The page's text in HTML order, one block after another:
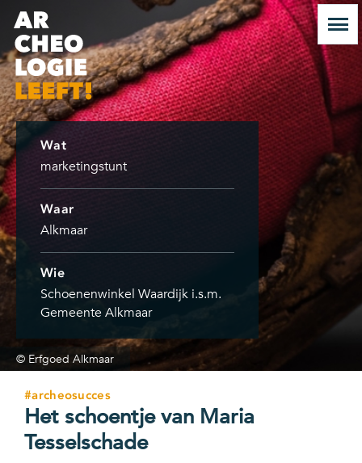
Wat
marketingstunt
Waar
Alkmaar
Wie
Schoenenwinkel Waardijk i.s.m.
Gemeente Alkmaar
© Erfgoed Alkmaar
#archeosucces
Het schoentje van Maria
Tesselschade